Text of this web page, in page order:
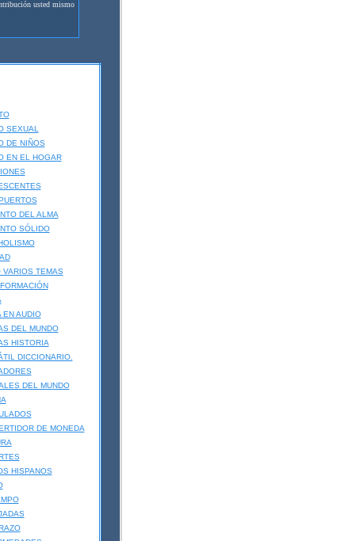
usted mismo
SEXUAL
DE NIÑOS
EN EL HOGAR
DEL ALMA
SÓLIDO
VARIOS TEMAS
EN AUDIO
DEL MUNDO
HISTORIA
DICCIONARIO.
DEL MUNDO
DE MONEDA
HISPANOS